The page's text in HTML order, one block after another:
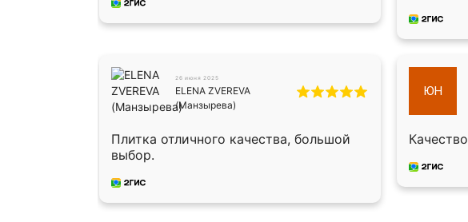
26 июня 2025
ELENA ZVEREVA
(Манзырева)
Плитка отличного качества, большой
выбор.
ЮН
Качество